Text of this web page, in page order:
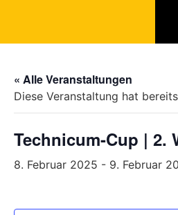
« Alle Veranstaltungen
Diese Veranstaltung hat
Technicum-Cup | 2.
8. Februar 2025 - 9. Februar